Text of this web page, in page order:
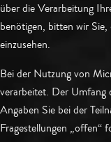
über die Verarbeitung
benötigen, bitten wir
einzusehen.
Bei der Nutzung von
verarbeitet. Der Umfang
Angaben Sie bei der
Fragestellungen „offen“